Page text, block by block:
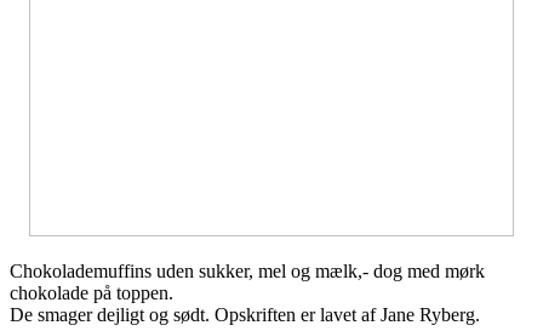
Chokolademuffins uden sukker, mel og mælk,- dog med mørk
chokolade på toppen.
De smager dejligt og sødt. Opskriften er lavet af Jane Ryberg.